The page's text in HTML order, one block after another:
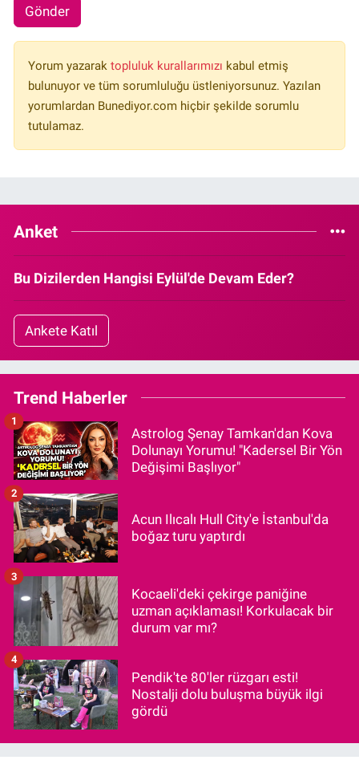
Gönder
Yorum yazarak topluluk kurallarımızı kabul etmiş
bulunuyor ve tüm sorumluluğu üstleniyorsunuz. Yazılan
yorumlardan Bunediyor.com hiçbir şekilde sorumlu
tutulamaz.
Anket
Bu Dizilerden Hangisi Eylül'de Devam Eder?
Ankete Katıl
Trend Haberler
Astrolog Şenay Tamkan'dan Kova
Dolunayı Yorumu! "Kadersel Bir Yön
Değişimi Başlıyor"
1
Acun Ilıcalı Hull City'e İstanbul'da
boğaz turu yaptırdı
2
Kocaeli'deki çekirge paniğine
uzman açıklaması! Korkulacak bir
durum var mı?
3
Pendik'te 80'ler rüzgarı esti!
Nostalji dolu buluşma büyük ilgi
gördü
4